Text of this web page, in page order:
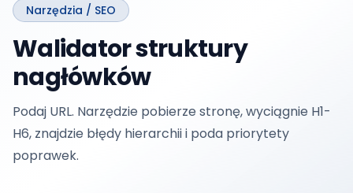
Narzędzia / SEO
Walidator struktury
nagłówków
Podaj URL. Narzędzie pobierze stronę, wyciągnie H1-
H6, znajdzie błędy hierarchii i poda priorytety
poprawek.